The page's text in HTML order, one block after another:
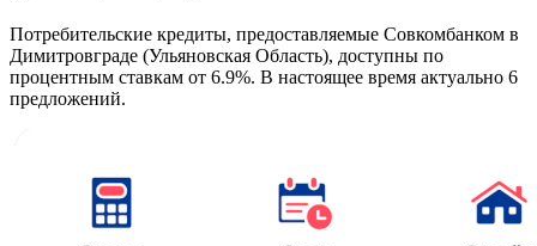
Потребительские кредиты, предоставляемые Совкомбанком в
Димитровграде (Ульяновская Область), доступны по
процентным ставкам от 6.9%. В настоящее время актуально 6
предложений.